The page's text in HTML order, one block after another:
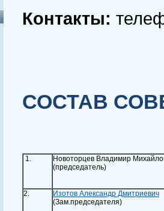
Контакты:
СОСТАВ
1.
Новоторцев Владимир
(председатель)
2.
Изотов Александр Дмитриевич
(Зам.председателя)